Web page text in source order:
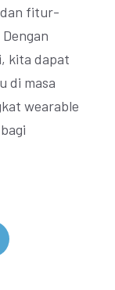
dan fitur-
kita dapat
di masa
wearable